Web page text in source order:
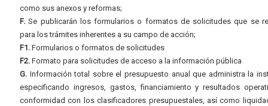
como sus anexos y reformas;
F. Se publicarán los formularios o formatos de solicitudes que se
para los trámites inherentes a su campo de acción;
F1. Formularios o formatos de solicitudes
F2. Formato para solicitudes de acceso a la información pública
G. Información total sobre el presupuesto anual que administra la
especificando ingresos, gastos, financiamiento y resultados
conformidad con los clasificadores presupuestales, así como